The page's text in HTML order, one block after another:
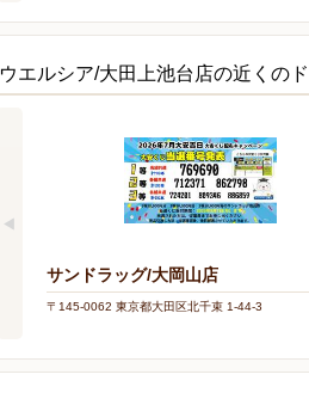
ウエルシア/大田上池台店の近くの
サンドラッグ/大岡山店
〒145-0062 東京都大田区北千束 1-44-3